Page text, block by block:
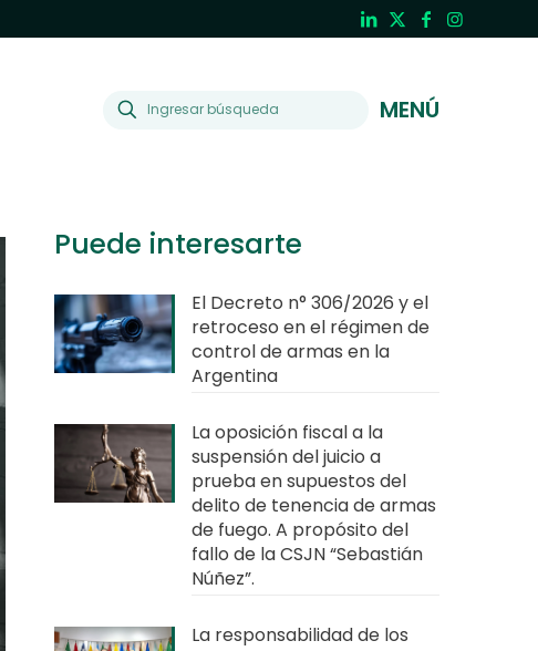
MENÚ
Puede interesarte
El Decreto n° 306/2026 y el
retroceso en el régimen de
control de armas en la
Argentina
La oposición fiscal a la
suspensión del juicio a
prueba en supuestos del
delito de tenencia de armas
de fuego. A propósito del
fallo de la CSJN “Sebastián
Núñez”.
La responsabilidad de los